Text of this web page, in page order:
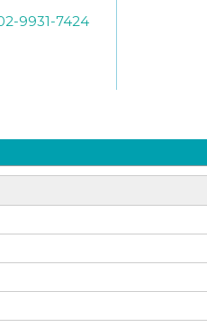
9931-7424